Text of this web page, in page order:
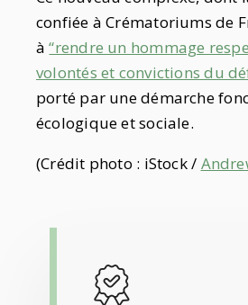
confiée à Crématoriums de
à“rendre un hommage
volontés et convictions du
porté par une démarche
écologique et sociale.
(Crédit photo : iStock /